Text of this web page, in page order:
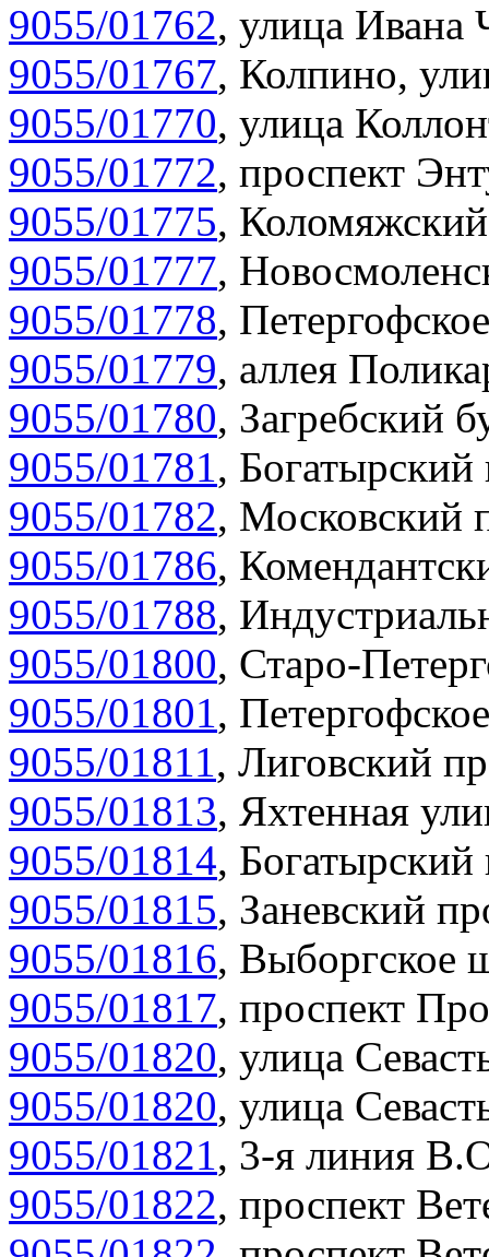
9055/01762, улица Ивана
9055/01767, Колпино,
9055/01770, улица
9055/01772, проспект
9055/01775,
9055/01777,
9055/01778,
9055/01779, аллея
9055/01780, Загребский
9055/01781, Богатырский
9055/01782, Московский
9055/01786,
9055/01788,
9055/01800, Старо-
9055/01801,
9055/01811, Лиговский
9055/01813, Яхтенная
9055/01814, Богатырский
9055/01815, Заневский
9055/01816, Выборгское
9055/01817, проспект
9055/01820, улица
9055/01820, улица
9055/01821, 3-я линия
9055/01822, проспект